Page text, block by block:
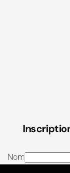
Nom